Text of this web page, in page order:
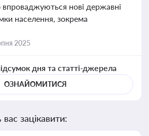
впроваджуються нові державні
населення, зокрема
2025
дня та статті-джерела
ОЗНАЙОМИТИСЯ
зацікавити: